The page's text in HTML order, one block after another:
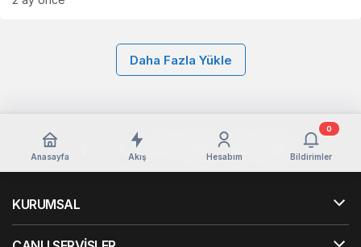
Daha Fazla Yükle
Anasayfa Akış Hesabım Bildirimler
0
KURUMSAL